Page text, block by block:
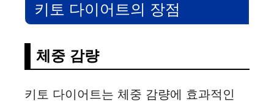
키토 다이어트의 장점
체중 감량
키토 다이어트는 체중 감량에 효과적인